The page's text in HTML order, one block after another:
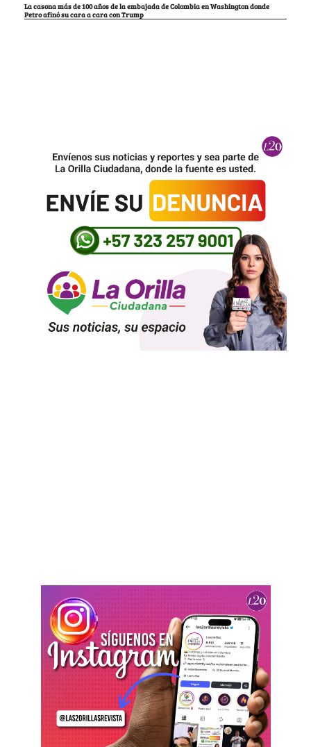
La casona más de 100 años de la embajada de Colombia en Washington donde
Petro afinó su cara a cara con Trump